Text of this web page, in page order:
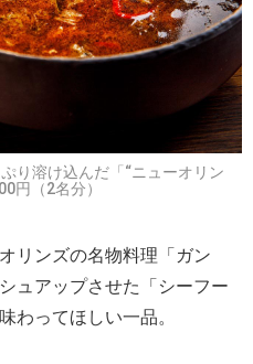
り溶け込んだ「“ニューオリン
円（2名分）
リンズの名物料理「ガン
ュアップさせた「シーフー
わってほしい一品。